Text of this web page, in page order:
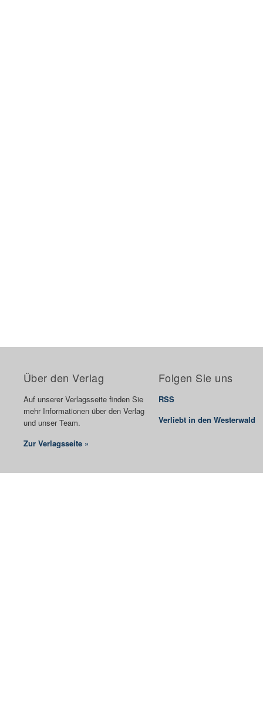
Über den Verlag
Auf unserer Verlagsseite finden Sie
mehr Informationen über den Verlag
und unser Team.
Zur Verlagsseite »
Folgen Sie uns
RSS
Verliebt in den Westerwald